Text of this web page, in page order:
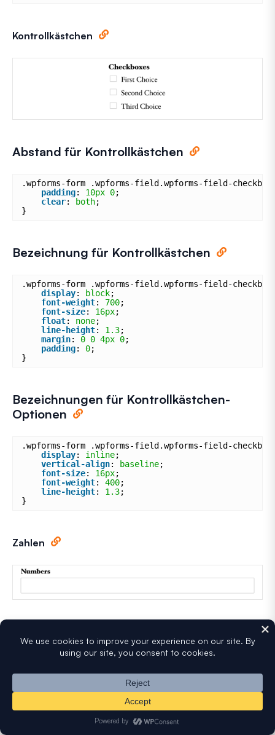
Kontrollkästchen
Abstand für Kontrollkästchen
.wpforms-form .wpforms-field.wpforms-field-
padding: 10px 0;
clear: both;
}
Bezeichnung für Kontrollkästchen
.wpforms-form .wpforms-field.wpforms-field-
display: block;
font-weight: 700;
font-size: 16px;
float: none;
line-height: 1.3;
margin: 0 0 4px 0;
padding: 0;
}
Bezeichnungen für Kontrollkästchen-
Optionen
.wpforms-form .wpforms-field.wpforms-field-
display: inline;
vertical-align: baseline;
font-size: 16px;
font-weight: 400;
line-height: 1.3;
}
Zahlen
padding: 10px 0;
}